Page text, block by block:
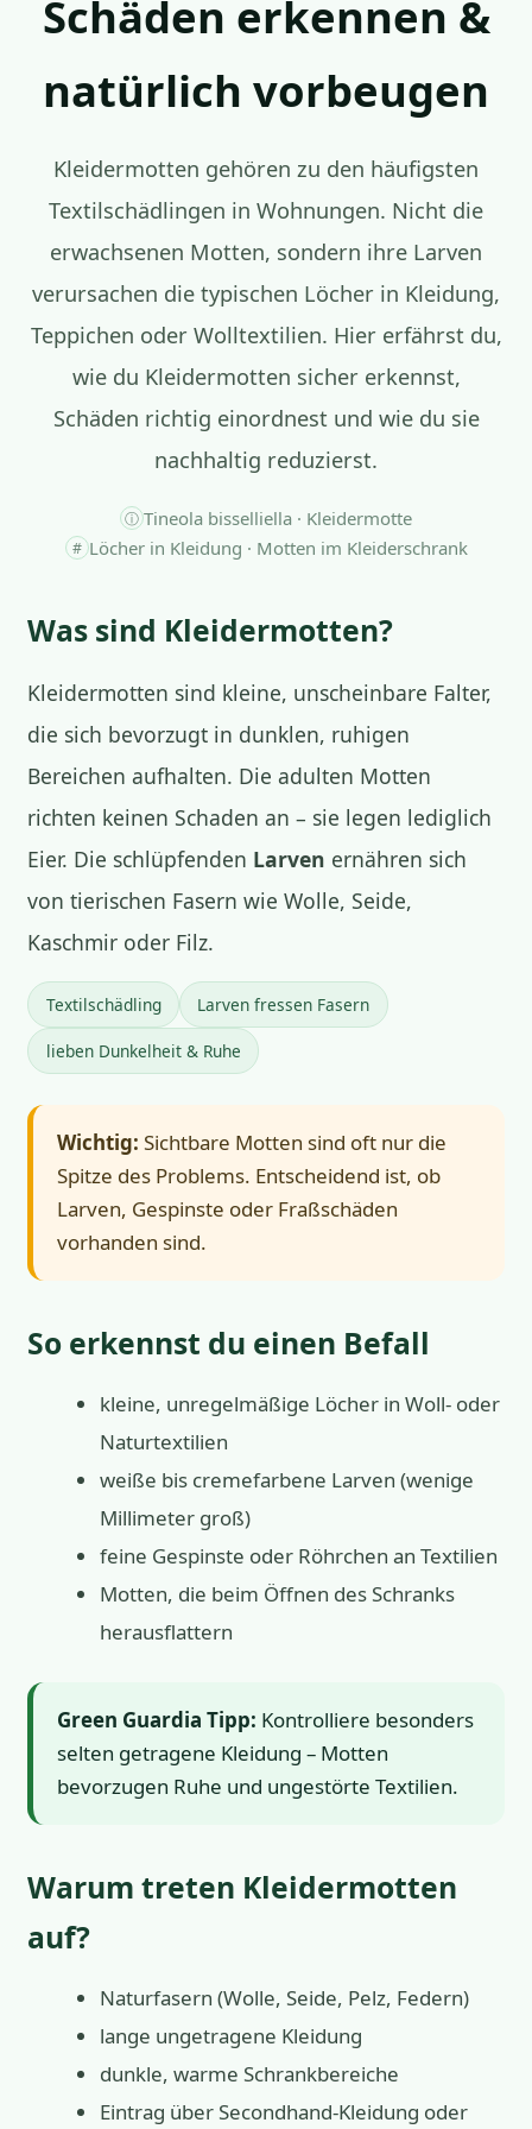
Schäden erkennen &
natürlich vorbeugen
Kleidermotten gehören zu den häufigsten
Textilschädlingen in Wohnungen. Nicht die
erwachsenen Motten, sondern ihre Larven
verursachen die typischen Löcher in Kleidung,
Teppichen oder Wolltextilien. Hier erfährst du,
wie du Kleidermotten sicher erkennst,
Schäden richtig einordnest und wie du sie
nachhaltig reduzierst.
ⓘ Tineola bisselliella · Kleidermotte
# Löcher in Kleidung · Motten im Kleiderschrank
Was sind Kleidermotten?
Kleidermotten sind kleine, unscheinbare Falter,
die sich bevorzugt in dunklen, ruhigen
Bereichen aufhalten. Die adulten Motten
richten keinen Schaden an – sie legen lediglich
Eier. Die schlüpfenden Larven ernähren sich
von tierischen Fasern wie Wolle, Seide,
Kaschmir oder Filz.
Textilschädling Larven fressen Fasern
lieben Dunkelheit & Ruhe
Wichtig: Sichtbare Motten sind oft nur die
Spitze des Problems. Entscheidend ist, ob
Larven, Gespinste oder Fraßschäden
vorhanden sind.
So erkennst du einen Befall
kleine, unregelmäßige Löcher in Woll- oder
Naturtextilien
weiße bis cremefarbene Larven (wenige
Millimeter groß)
feine Gespinste oder Röhrchen an Textilien
Motten, die beim Öffnen des Schranks
herausflattern
Green Guardia Tipp: Kontrolliere besonders
selten getragene Kleidung – Motten
bevorzugen Ruhe und ungestörte Textilien.
Warum treten Kleidermotten
auf?
Naturfasern (Wolle, Seide, Pelz, Federn)
lange ungetragene Kleidung
dunkle, warme Schrankbereiche
Eintrag über Secondhand-Kleidung oder